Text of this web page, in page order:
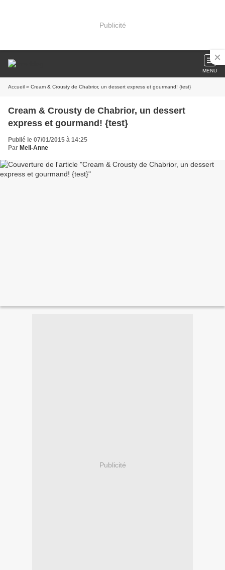
Publicité
MENU
Accueil » Cream & Crousty de Chabrior, un dessert express et gourmand! {test}
Cream & Crousty de Chabrior, un dessert
express et gourmand! {test}
Publié le 07/01/2015 à 14:25
Par Meli-Anne
Publicité